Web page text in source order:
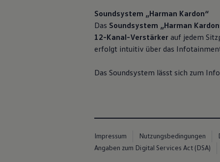
Inspektion und HU/AU
Reparaturen und Checks
Motorenöl und Flüssigkeiten
Räder und Reifen
Pannen- und Unfallhilfe
Individualisieren
Dienste für Ihr Modell finden
Volkswagen Apps, Login und Shop
Soundsystem „Harman Kardon“
Das Soundsystem „Harman
12-Kanal-Verstärker auf jedem
erfolgt intuitiv über das
Das Soundsystem lässt sich zum
Impressum Nutzungsbedingungen
Angaben zum Digital Services Act (DSA)